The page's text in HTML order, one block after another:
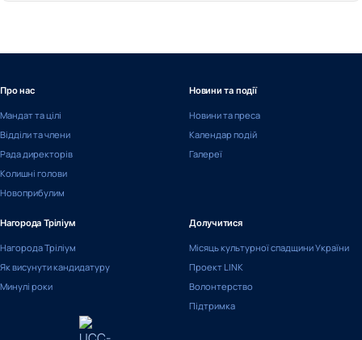
Про нас
Мандат та цілі
Відділи та члени
Рада директорів
Колишні голови
Новоприбулим
Новини та події
Новини та преса
Календар подій
Галереї
Нагорода Тріліум
Нагорода Тріліум
Як висунути кандидатуру
Минулі роки
Долучитися
Місяць культурної спадщини України
Проект LINK
Волонтерство
Підтримка